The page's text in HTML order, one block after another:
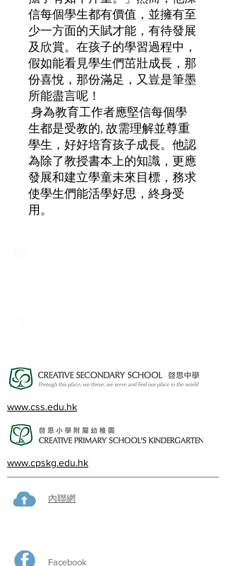
信每個學生都有價值，並擁有至
少一方面的天賦才能，有待發展
及欣賞。在孩子的學習過程中，
假如能看見學生們茁壯成長，那
份喜悅，那份滿足，又豈是筆墨
所能盡言呢！
身為教育工作者應堅信每個學
生都是受教的, 故需理解並尊重
學生，好好培育孩子成長。他認
為除了教授書本上的知識，更應
發展和建立學童未來目標，務求
使學生們能活學好思，終身受
用。
www.css.edu.hk
www.cpskg.edu.hk
內聯網
Facebook